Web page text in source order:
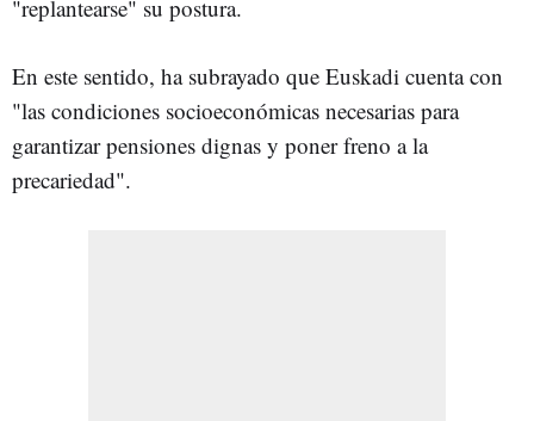
"replantearse" su postura.
En este sentido, ha subrayado que Euskadi cuenta con
"las condiciones socioeconómicas necesarias para
garantizar pensiones dignas y poner freno a la
precariedad".